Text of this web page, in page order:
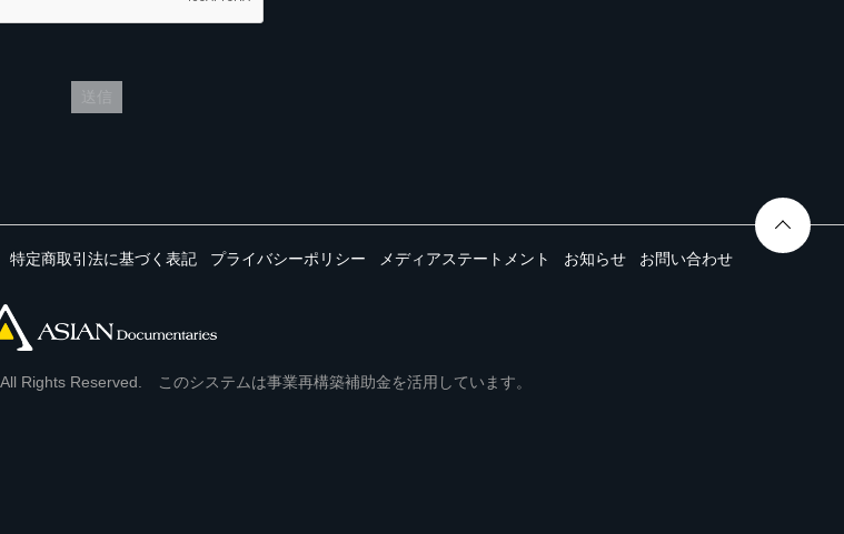
特定商取引法に基づく表記 プライバシーポリシー メディアステートメント お知らせ お問い合わせ
Rights Reserved. このシステムは事業再構築補助金を活用しています。